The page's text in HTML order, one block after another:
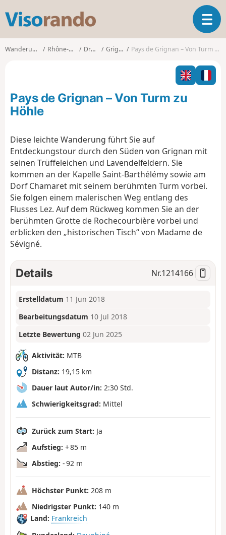
s
o
T
o
l
n
t
Wanderungen Rhône-Alpes Drôme Grignan Pays de Grignan – Von Turm zu Höhle
Pays de Grignan – Von Turm zu
Höhle
Diese leichte Wanderung führt Sie auf
Entdeckungstour durch den Süden von Grignan mit
seinen Trüffeleichen und Lavendelfeldern. Sie
kommen an der Kapelle Saint-Barthélémy sowie am
Dorf Chamaret mit seinem berühmten Turm vorbei.
Sie folgen einem malerischen Weg entlang des
Flusses Lez. Auf dem Rückweg kommen Sie an der
berühmten Grotte de Rochecourbière vorbei und
erblicken den „historischen Tisch“ von Madame de
Sévigné.
Details Nr.1214166
Erstelldatum 11 Jun 2018
Bearbeitungsdatum 10 Jul 2018
Letzte Bewertung 02 Jun 2025
Aktivität: MTB
Distanz: 19,15 km
Dauer laut Autor/in: 2:30 Std.
Schwierigkeitsgrad: Mittel
Zurück zum Start: Ja
Aufstieg: + 85 m
Abstieg: - 92 m
Höchster Punkt: 208 m
Niedrigster Punkt: 140 m
Land: Frankreich